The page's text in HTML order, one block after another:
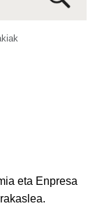
eta Enpresa